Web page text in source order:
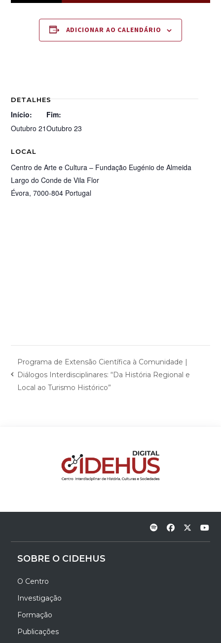
ADICIONAR AO CALENDÁRIO
DETALHES
Início:
Outubro 21
Fim:
Outubro 23
LOCAL
Centro de Arte e Cultura – Fundação Eugénio de Almeida
Largo do Conde de Vila Flor
Évora, 7000-804 Portugal
Programa de Extensão Científica à Comunidade |
Diálogos Interdisciplinares: “Da História Regional e
Local ao Turismo Histórico”
SOBRE O CIDEHUS
O Centro
Investigação
Formação
Publicações